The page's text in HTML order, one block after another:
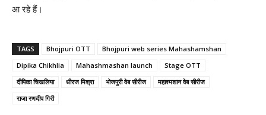
आ रहे हैं।
TAGS Bhojpuri OTT
Bhojpuri web series Mahashamshan
Dipika Chikhlia
Mahashmashan launch
Stage OTT
दीपिका चिखलिया
धीरज मिश्रा भोजपुरी वेब सीरीज
महाश्मशान वेब सीरीज
राजा रणदीप गिरी